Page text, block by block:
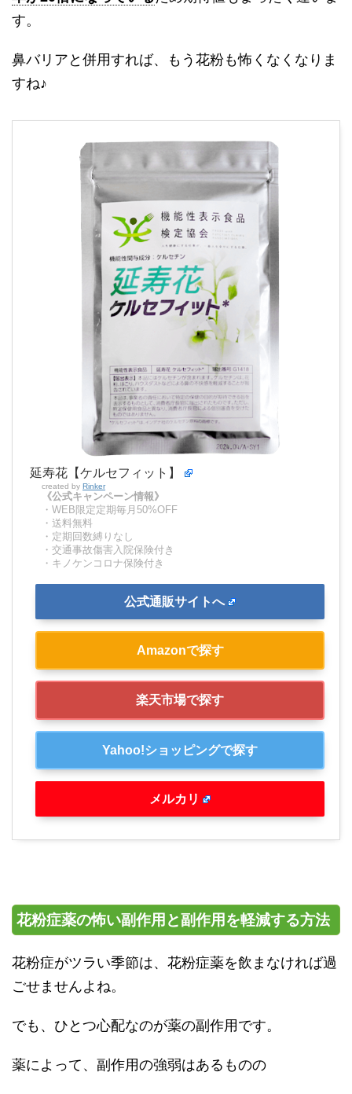
す。
鼻バリアと併用すれば、もう花粉も怖くなくなりま
すね♪
延寿花【ケルセフィット】
created by Rinker
《公式キャンペーン情報》
・WEB限定定期毎月50%OFF
・送料無料
・定期回数縛りなし
・交通事故傷害入院保険付き
・キノケンコロナ保険付き
公式通販サイトへ
Amazonで探す
楽天市場で探す
Yahoo!ショッピングで探す
メルカリ
花粉症薬の怖い副作用と副作用を軽減する方法
花粉症がツラい季節は、花粉症薬を飲まなければ過
ごせませんよね。
でも、ひとつ心配なのが薬の副作用です。
薬によって、副作用の強弱はあるものの